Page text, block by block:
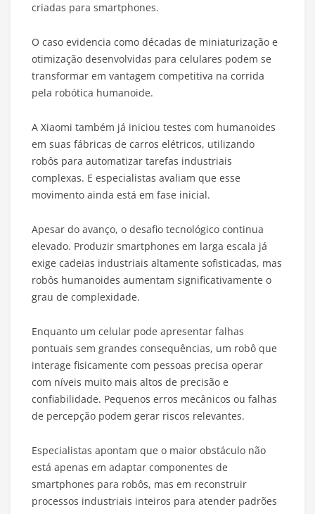
criadas para smartphones.
O caso evidencia como décadas de miniaturização e
otimização desenvolvidas para celulares podem se
transformar em vantagem competitiva na corrida
pela robótica humanoide.
A Xiaomi também já iniciou testes com humanoides
em suas fábricas de carros elétricos, utilizando
robôs para automatizar tarefas industriais
complexas. E especialistas avaliam que esse
movimento ainda está em fase inicial.
Apesar do avanço, o desafio tecnológico continua
elevado. Produzir smartphones em larga escala já
exige cadeias industriais altamente sofisticadas, mas
robôs humanoides aumentam significativamente o
grau de complexidade.
Enquanto um celular pode apresentar falhas
pontuais sem grandes consequências, um robô que
interage fisicamente com pessoas precisa operar
com níveis muito mais altos de precisão e
confiabilidade. Pequenos erros mecânicos ou falhas
de percepção podem gerar riscos relevantes.
Especialistas apontam que o maior obstáculo não
está apenas em adaptar componentes de
smartphones para robôs, mas em reconstruir
processos industriais inteiros para atender padrões